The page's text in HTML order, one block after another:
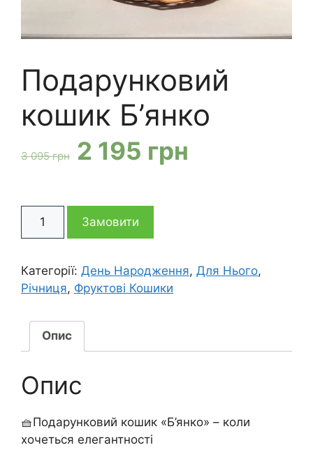
Подарунковий
кошик Б’янко
3 095грн
Оригінальна
3
095 грн
2 195 грн
195 грн
кошик
кількість
Замовити
Категорії: День Народження, Для Нього,
Річниця, Фруктові Кошики
Опис
Опис
🧺Подарунковий кошик «Б’янко» – коли
хочеться елегантності